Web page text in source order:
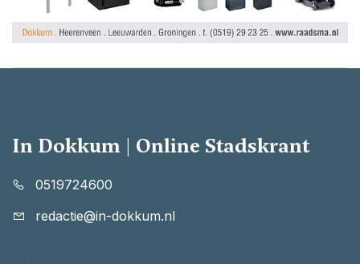
In Dokkum | Online Stadskrant
0519724600
redactie@in-dokkum.nl